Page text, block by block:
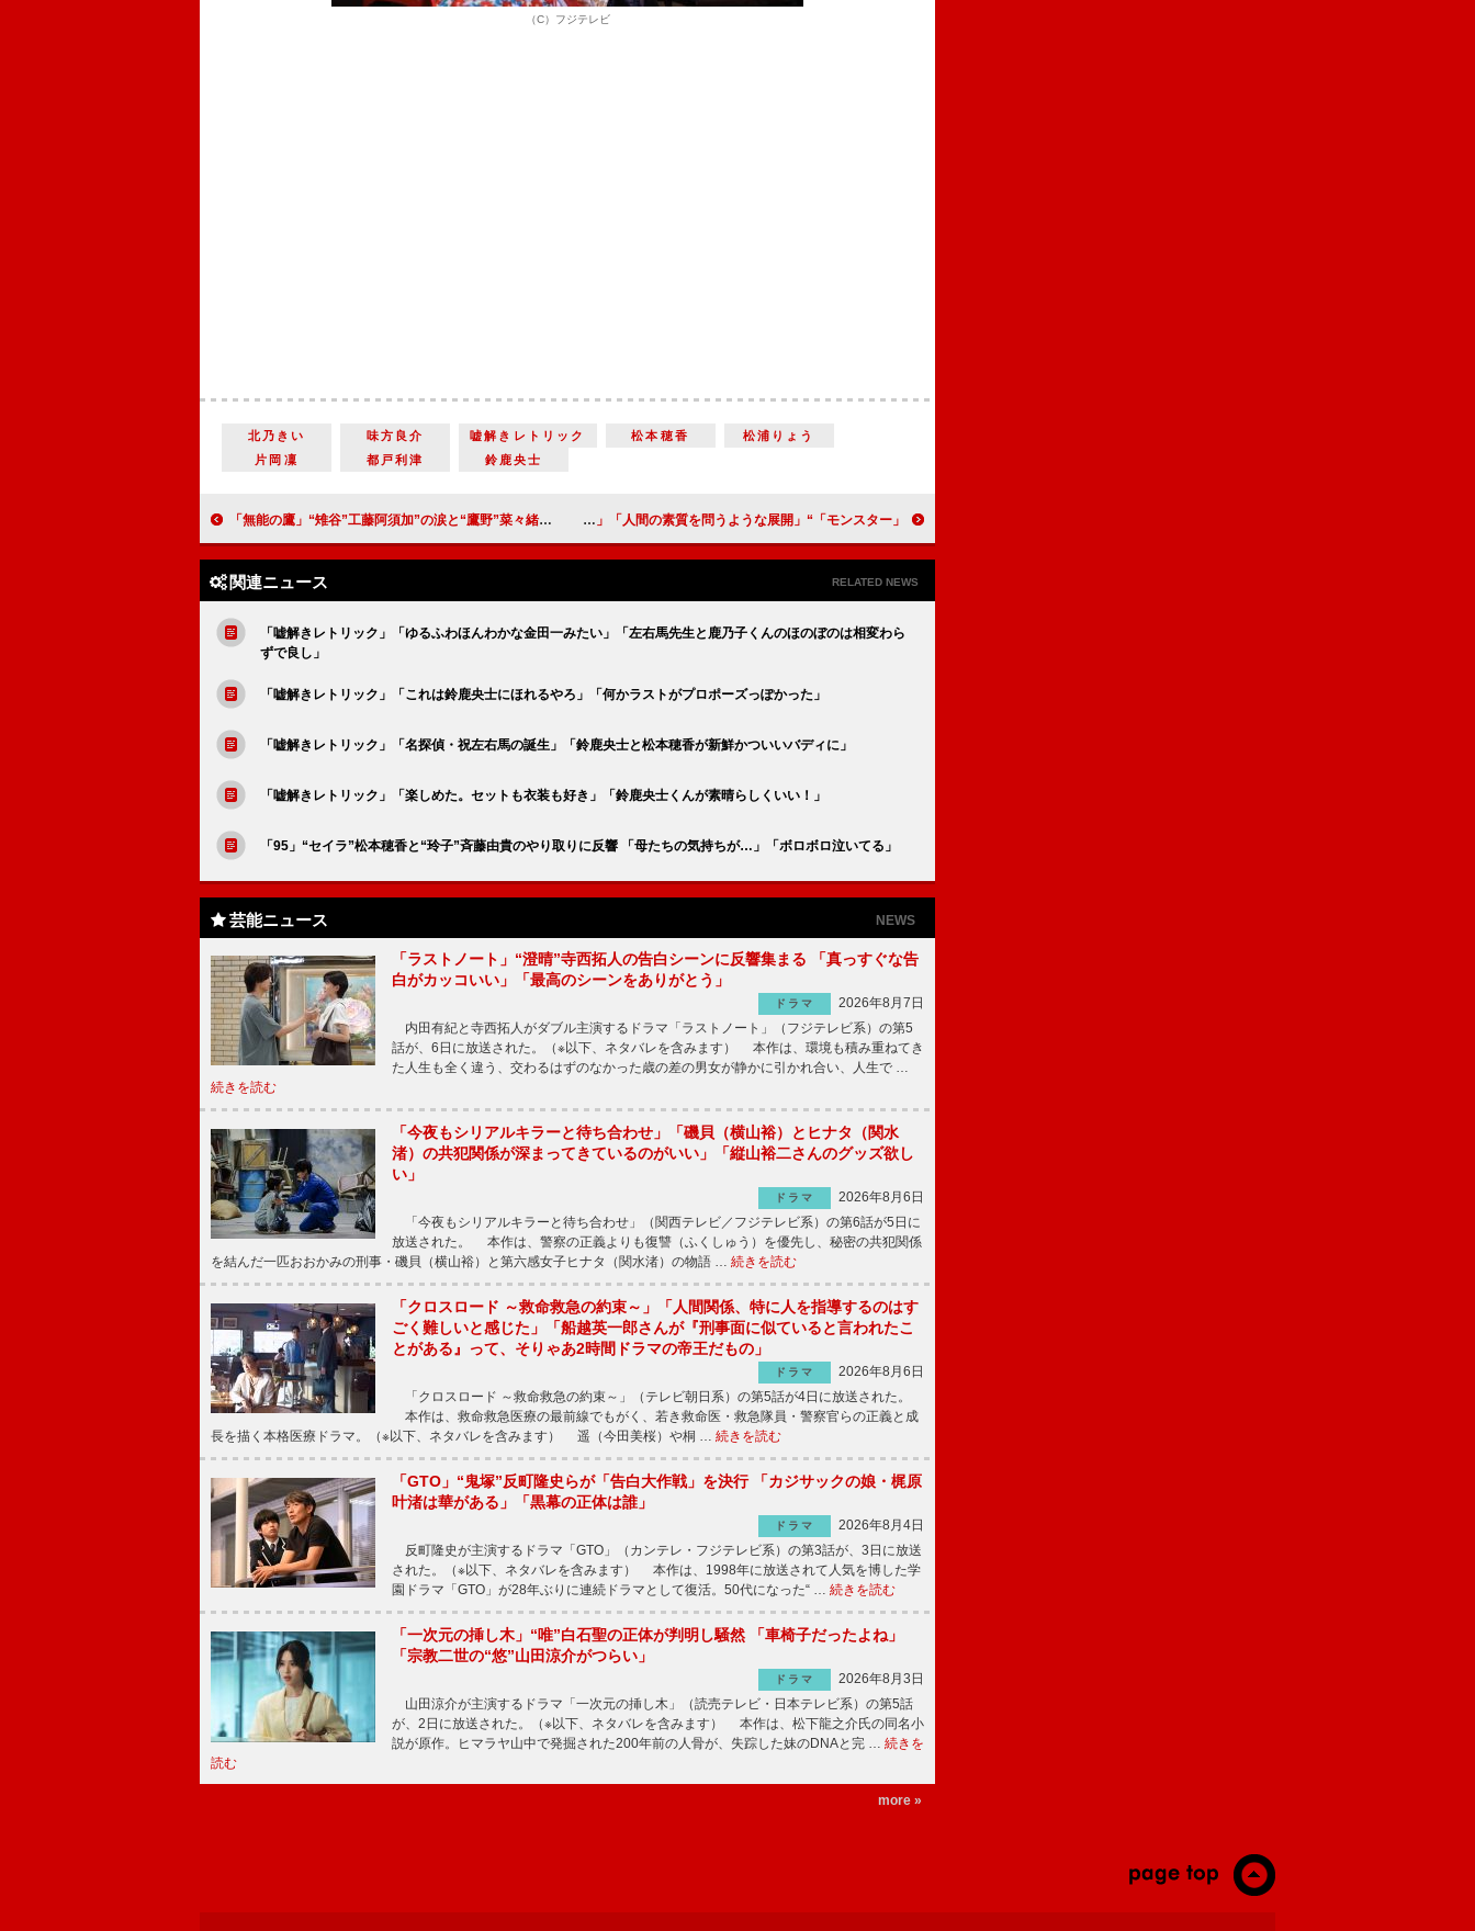
（C）フジテレビ
北乃きい 味方良介 嘘解きレトリック 松本穂香
松浦りょう
片岡凜
都戸利津 鈴鹿央士
「無能の鷹」“雉谷”工藤阿須加”の涙と“鷹野”菜々緒マジックでまたもや奇跡 「ピッタリすぎて最高。菜々緒の適材適所」 「モンスター」“神波亮子”趣里のラストのせりふが「深い」 「心に刺さった」「人間の素質を問うような展開」
関連ニュース RELATED NEWS
「嘘解きレトリック」「ゆるふわほんわかな金田一みたい」「左右馬先生と鹿乃子くんのほのぼのは相変わら
ずで良し」
「嘘解きレトリック」「これは鈴鹿央士にほれるやろ」「何かラストがプロポーズっぽかった」
「嘘解きレトリック」「名探偵・祝左右馬の誕生」「鈴鹿央士と松本穂香が新鮮かついいバディに」
「嘘解きレトリック」「楽しめた。セットも衣装も好き」「鈴鹿央士くんが素晴らしくいい！」
「95」“セイラ”松本穂香と“玲子”斉藤由貴のやり取りに反響 「母たちの気持ちが…」「ボロボロ泣いてる」
芸能ニュース NEWS
「ラストノート」“澄晴”寺西拓人の告白シーンに反響集まる 「真っすぐな告
白がカッコいい」「最高のシーンをありがとう」
ドラマ
2026年8月7日
内田有紀と寺西拓人がダブル主演するドラマ「ラストノート」（フジテレビ系）の第5
話が、6日に放送された。（※以下、ネタバレを含みます） 本作は、環境も積み重ねてき
た人生も全く違う、交わるはずのなかった歳の差の男女が静かに引かれ合い、人生で …
続きを読む
「今夜もシリアルキラーと待ち合わせ」「磯貝（横山裕）とヒナタ（関水
渚）の共犯関係が深まってきているのがいい」「縦山裕二さんのグッズ欲し
い」
ドラマ
2026年8月6日
「今夜もシリアルキラーと待ち合わせ」（関西テレビ／フジテレビ系）の第6話が5日に
放送された。 本作は、警察の正義よりも復讐（ふくしゅう）を優先し、秘密の共犯関係
を結んだ一匹おおかみの刑事・磯貝（横山裕）と第六感女子ヒナタ（関水渚）の物語 … 続きを読む
「クロスロード ～救命救急の約束～」「人間関係、特に人を指導するのはす
ごく難しいと感じた」「船越英一郎さんが『刑事面に似ていると言われたこ
とがある』って、そりゃあ2時間ドラマの帝王だもの」
ドラマ
2026年8月6日
「クロスロード ～救命救急の約束～」（テレビ朝日系）の第5話が4日に放送された。
本作は、救命救急医療の最前線でもがく、若き救命医・救急隊員・警察官らの正義と成
長を描く本格医療ドラマ。（※以下、ネタバレを含みます） 遥（今田美桜）や桐 … 続きを読む
「GTO」“鬼塚”反町隆史らが「告白大作戦」を決行 「カジサックの娘・梶原
叶渚は華がある」「黒幕の正体は誰」
ドラマ
2026年8月4日
反町隆史が主演するドラマ「GTO」（カンテレ・フジテレビ系）の第3話が、3日に放送
された。（※以下、ネタバレを含みます） 本作は、1998年に放送されて人気を博した学
園ドラマ「GTO」が28年ぶりに連続ドラマとして復活。50代になった“ … 続きを読む
「一次元の挿し木」“唯”白石聖の正体が判明し騒然 「車椅子だったよね」
「宗教二世の“悠”山田涼介がつらい」
ドラマ
2026年8月3日
山田涼介が主演するドラマ「一次元の挿し木」（読売テレビ・日本テレビ系）の第5話
が、2日に放送された。（※以下、ネタバレを含みます） 本作は、松下龍之介氏の同名小
説が原作。ヒマラヤ山中で発掘された200年前の人骨が、失踪した妹のDNAと完 … 続きを
読む
more »